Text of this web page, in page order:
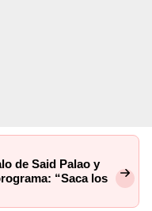
de Said Palao y
“Saca los